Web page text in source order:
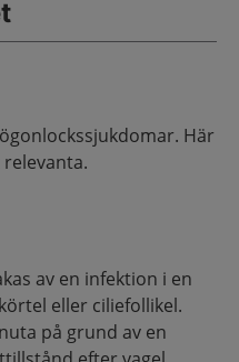
Här
av en infektion i en
eller ciliefollikel.
på grund av en